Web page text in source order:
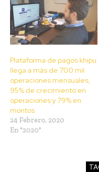
Plataforma de pagos khipu
llega a más de 700 mil
operaciones mensuales,
95% de crecimiento en
operaciones y 79% en
montos
24 Febrero, 2020
En "2020"